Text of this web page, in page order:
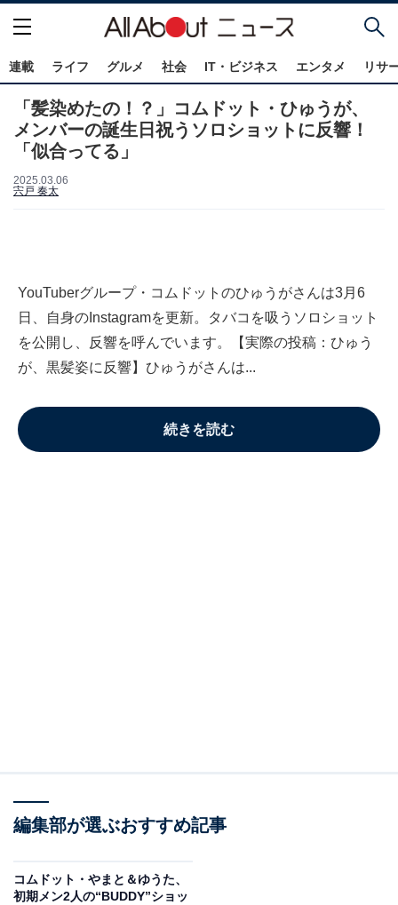
連載 ライフ グルメ 社会 IT・ビジネス エンタメ リサ
「髪染めたの！？」コムドット・ひゅうが、
メンバーの誕生日祝うソロショットに反響！
「似合ってる」
2025.03.06
宍戸 奏太
YouTuberグループ・コムドットのひゅうがさんは3月6
日、自身のInstagramを更新。タバコを吸うソロショット
を公開し、反響を呼んでいます。【実際の投稿：ひゅう
が、黒髪姿に反響】ひゅうがさんは...
続きを読む
編集部が選ぶおすすめ記事
コムドット・やまと＆ゆうた、
初期メン2人の“BUDDY”ショッ